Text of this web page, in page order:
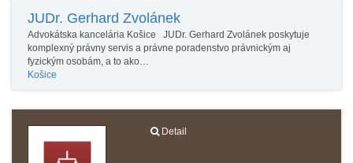
JUDr. Gerhard Zvolánek
Advokátska kancelária Košice JUDr. Gerhard Zvolánek poskytuje
komplexný právny servis a právne poradenstvo právnickým aj
fyzickým osobám, a to ako…
Košice
Detail